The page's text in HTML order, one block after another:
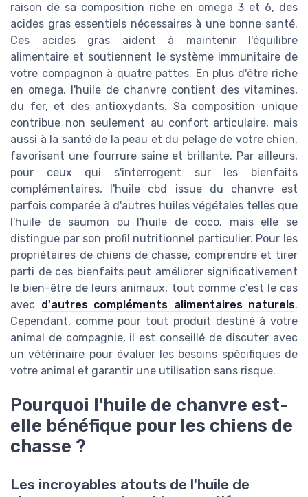
raison de sa composition riche en omega 3 et 6, des
acides gras essentiels nécessaires à une bonne santé.
Ces acides gras aident à maintenir l'équilibre
alimentaire et soutiennent le système immunitaire de
votre compagnon à quatre pattes. En plus d'être riche
en omega, l'huile de chanvre contient des vitamines,
du fer, et des antioxydants. Sa composition unique
contribue non seulement au confort articulaire, mais
aussi à la santé de la peau et du pelage de votre chien,
favorisant une fourrure saine et brillante. Par ailleurs,
pour ceux qui s'interrogent sur les bienfaits
complémentaires, l'huile cbd issue du chanvre est
parfois comparée à d'autres huiles végétales telles que
l'huile de saumon ou l'huile de coco, mais elle se
distingue par son profil nutritionnel particulier. Pour les
propriétaires de chiens de chasse, comprendre et tirer
parti de ces bienfaits peut améliorer significativement
le bien-être de leurs animaux, tout comme c'est le cas
avec d'autres compléments alimentaires naturels.
Cependant, comme pour tout produit destiné à votre
animal de compagnie, il est conseillé de discuter avec
un vétérinaire pour évaluer les besoins spécifiques de
votre animal et garantir une utilisation sans risque.
Pourquoi l'huile de chanvre est-
elle bénéfique pour les chiens de
chasse ?
Les incroyables atouts de l'huile de